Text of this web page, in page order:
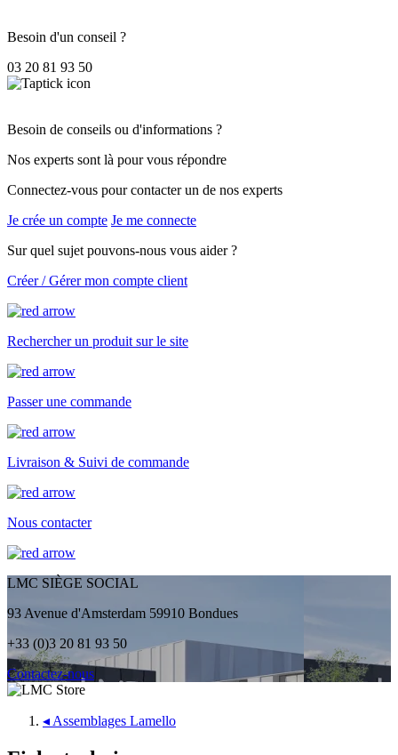
Besoin d'un conseil ?
03 20 81 93 50
Besoin de conseils ou d'informations ?
Nos experts sont là pour vous répondre
Connectez-vous pour contacter un de nos experts
Je crée un compte Je me connecte
Sur quel sujet pouvons-nous vous aider ?
Créer / Gérer mon compte client
Rechercher un produit sur le site
Passer une commande
Livraison & Suivi de commande
Nous contacter
LMC SIÈGE SOCIAL
93 Avenue d'Amsterdam 59910 Bondues
+33 (0)3 20 81 93 50
Contactez-nous
◂ Assemblages Lamello